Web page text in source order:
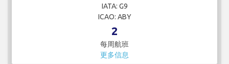
IATA: G9
ICAO: ABY
2
每周航班
更多信息